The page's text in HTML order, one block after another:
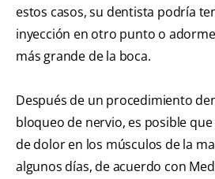
estos casos, su dentista podría
inyección en otro punto o
más grande de la boca.
Después de un procedimiento
bloqueo de nervio, es posible
de dolor en los músculos de la
algunos días, de acuerdo con